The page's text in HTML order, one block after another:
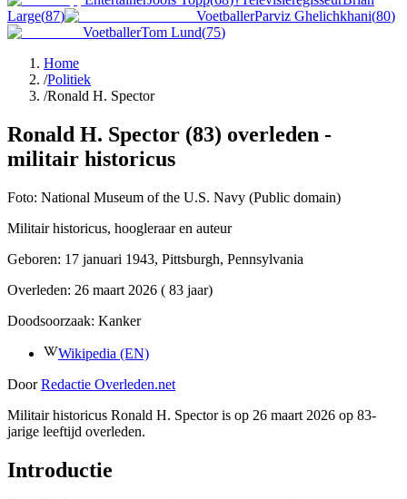
Large(87) VoetballerParviz Ghelichkhani(80)
VoetballerTom Lund(75)
Home
/Politiek
/Ronald H. Spector
Ronald H. Spector (83) overleden -
militair historicus
Foto: National Museum of the U.S. Navy (Public domain)
Militair historicus, hoogleraar en auteur
Geboren: 17 januari 1943, Pittsburgh, Pennsylvania
Overleden: 26 maart 2026 ( 83 jaar)
Doodsoorzaak: Kanker
Wikipedia (EN)
Door Redactie Overleden.net
Militair historicus Ronald H. Spector is op 26 maart 2026 op 83-
jarige leeftijd overleden.
Introductie